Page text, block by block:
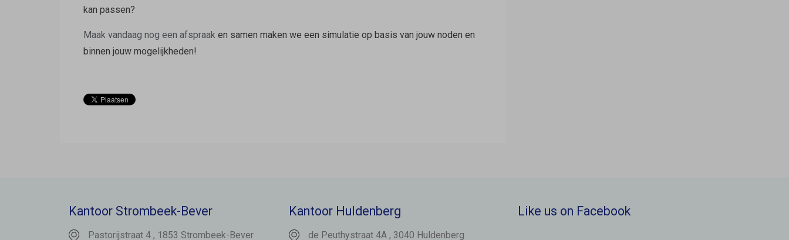
kan passen?
Maak vandaag nog een afspraak en samen maken we een simulatie op basis van jouw noden en
binnen jouw mogelijkheden!
Kantoor Strombeek-Bever
Pastorijstraat 4 , 1853 Strombeek-Bever
Kantoor Huldenberg
de Peuthystraat 4A , 3040 Huldenberg
Like us on Facebook